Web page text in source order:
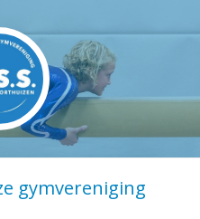
gymvereniging